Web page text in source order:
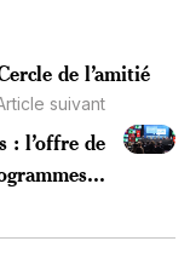
de l’amitié
suivant
: l’offre de